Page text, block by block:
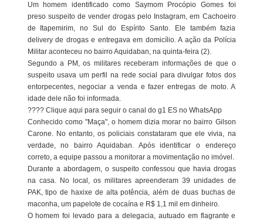
Um homem identificado como Saymom Procópio Gomes foi
preso suspeito de vender drogas pelo Instagram, em Cachoeiro
de Itapemirim, no Sul do Espírito Santo. Ele também fazia
delivery de drogas e entregava em domicílio. A ação da Polícia
Militar aconteceu no bairro Aquidaban, na quinta-feira (2).
Segundo a PM, os militares receberam informações de que o
suspeito usava um perfil na rede social para divulgar fotos dos
entorpecentes, negociar a venda e fazer entregas de moto. A
idade dele não foi informada.
???? Clique aqui para seguir o canal do g1 ES no WhatsApp
Conhecido como "Maça", o homem dizia morar no bairro Gilson
Carone. No entanto, os policiais constataram que ele vivia, na
verdade, no bairro Aquidaban. Após identificar o endereço
correto, a equipe passou a monitorar a movimentação no imóvel.
Durante a abordagem, o suspeito confessou que havia drogas
na casa. No local, os militares apreenderam 39 unidades de
PAK, tipo de haxixe de alta potência, além de duas buchas de
maconha, um papelote de cocaína e R$ 1,1 mil em dinheiro.
O homem foi levado para a delegacia, autuado em flagrante e